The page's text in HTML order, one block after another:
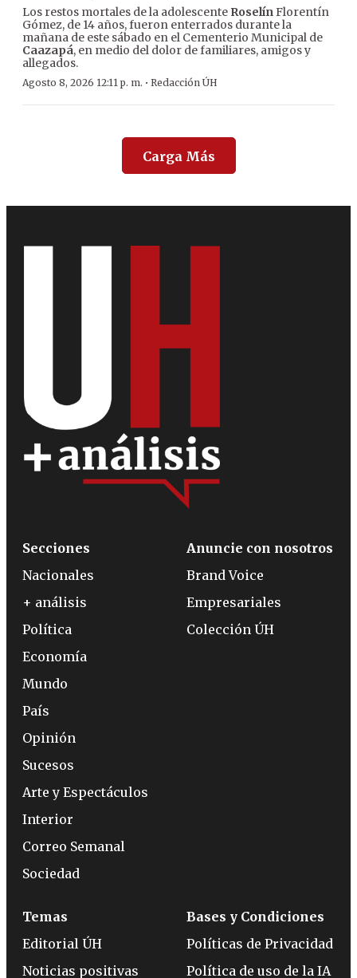
Los restos mortales de la adolescente RoselínFlorentín
Gómez, de 14 años, fueron enterrados durante la
mañana de este sábado en el Cementerio Municipal de
Caazapá, en medio del dolor de familiares, amigos y
allegados.
Agosto 8, 2026 12:11 p. m. · Redacción ÚH
Carga Más
Secciones
Nacionales
+ análisis
Política
Economía
Mundo
País
Opinión
Sucesos
Arte y Espectáculos
Interior
Correo Semanal
Sociedad
Anuncie con nosotros
Brand Voice
Empresariales
Colección ÚH
Temas
Editorial ÚH
Noticias positivas
Bases y Condiciones
Políticas de Privacidad
Política de uso de la IA